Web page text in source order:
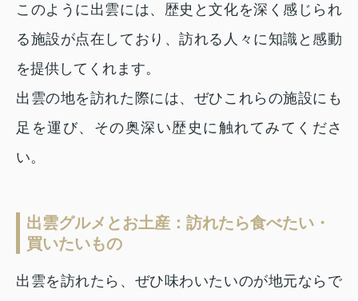
このように出雲には、歴史と文化を深く感じられ
る施設が点在しており、訪れる人々に知識と感動
を提供してくれます。
出雲の地を訪れた際には、ぜひこれらの施設にも
足を運び、その奥深い歴史に触れてみてくださ
い。
出雲グルメとお土産：訪れたら食べたい・
買いたいもの
出雲を訪れたら、ぜひ味わいたいのが地元ならで